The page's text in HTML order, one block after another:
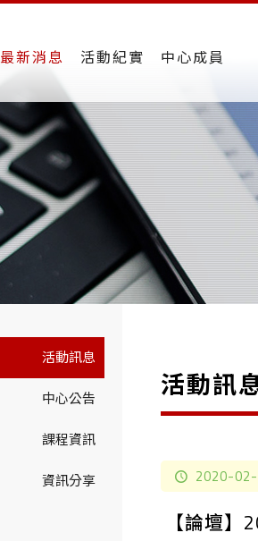
最新消息 活動紀實 中心成員
活動訊
2020-
【論壇
活動訊息
中心公告
課程資訊
資訊分享